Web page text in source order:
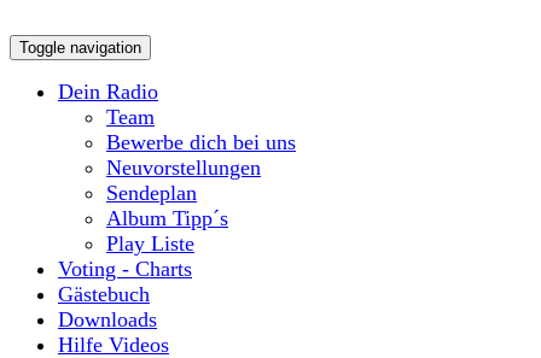
Toggle navigation
Dein Radio
Team
Bewerbe dich bei uns
Neuvorstellungen
Sendeplan
Album Tipp´s
Play Liste
Voting - Charts
Gästebuch
Downloads
Hilfe Videos